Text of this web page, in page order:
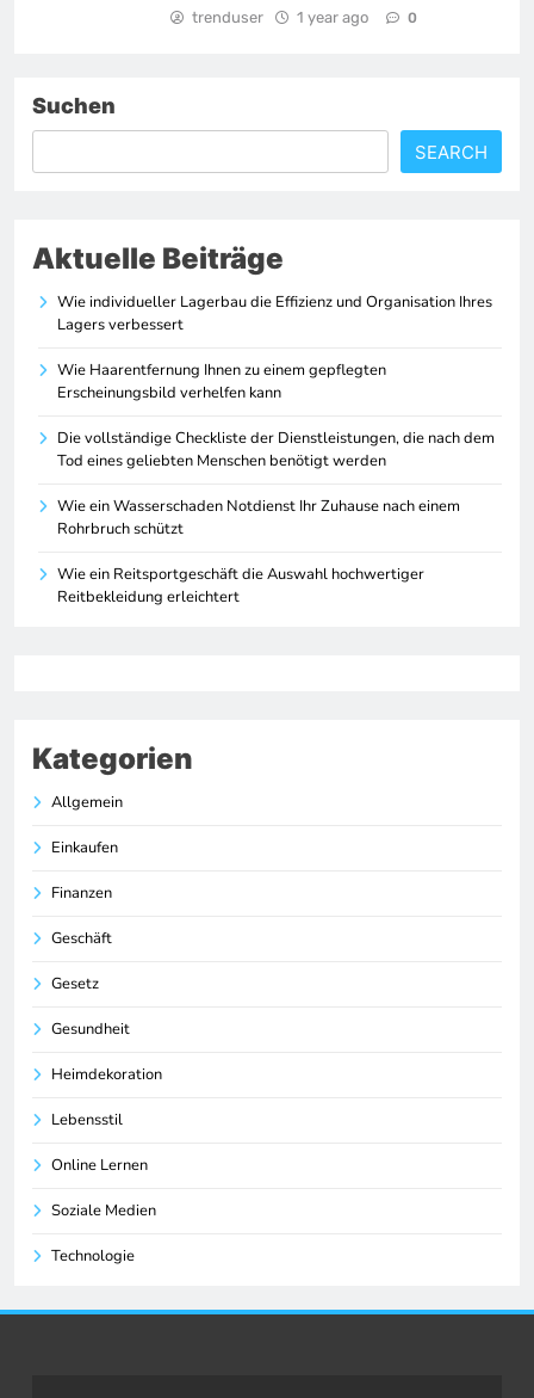
trenduser 1 year ago 0
Suchen
SEARCH
Aktuelle Beiträge
Wie individueller Lagerbau die Effizienz und Organisation Ihres
Lagers verbessert
Wie Haarentfernung Ihnen zu einem gepflegten
Erscheinungsbild verhelfen kann
Die vollständige Checkliste der Dienstleistungen, die nach dem
Tod eines geliebten Menschen benötigt werden
Wie ein Wasserschaden Notdienst Ihr Zuhause nach einem
Rohrbruch schützt
Wie ein Reitsportgeschäft die Auswahl hochwertiger
Reitbekleidung erleichtert
Kategorien
Allgemein
Einkaufen
Finanzen
Geschäft
Gesetz
Gesundheit
Heimdekoration
Lebensstil
Online Lernen
Soziale Medien
Technologie